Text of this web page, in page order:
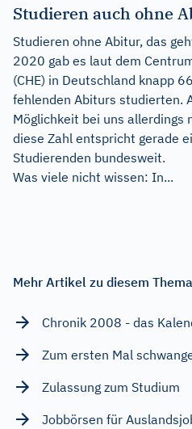
Studieren auch ohne
Studieren ohne Abitur, das
2020 gab es laut dem
(CHE) in Deutschland knapp
fehlenden Abiturs studierten.
Möglichkeit bei uns allerdings
diese Zahl entspricht gerade
Studierenden bundesweit.
Was viele nicht wissen: In...
Mehr Artikel zu diesem Thema
Chronik 2008 - das
Zum ersten Mal
Zulassung zum Studium
Jobbörsen für